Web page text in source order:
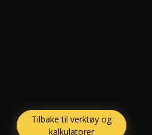
Tilbake til verktøy og
kalkulatorer